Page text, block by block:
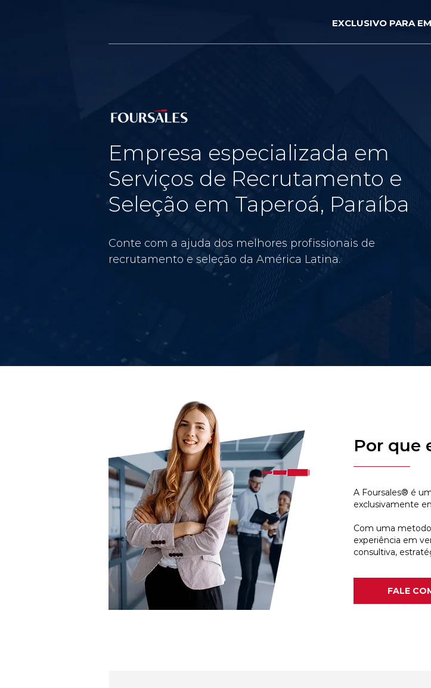
EXCLUSIVO PARA
Empresa especializada em
Serviços de Recrutamento e
Seleção em Taperoá, Paraíba
Conte com a ajuda dos melhores profissionais de
recrutamento e seleção da América Latina.
Por que
A Foursales® é
exclusivamente
Com uma
experiência em
consultiva,
FALE